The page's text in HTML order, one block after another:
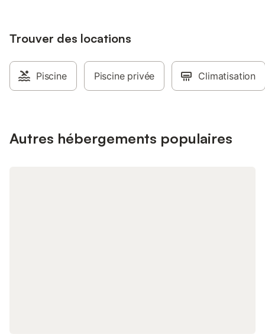
sont fournis, et la
d'une armoire et
l'extérieur, vous
ainsi qu'un
Trouver des locations
Piscine Piscine privée Climatisation
Autres hébergements populaires